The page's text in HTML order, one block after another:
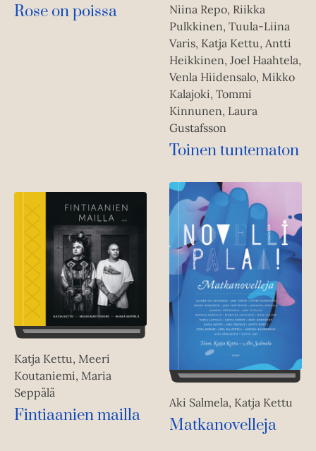
Rose on poissa
Niina Repo, Riikka
Pulkkinen, Tuula-Liina
Varis, Katja Kettu, Antti
Heikkinen, Joel Haahtela,
Venla Hiidensalo, Mikko
Kalajoki, Tommi
Kinnunen, Laura
Gustafsson
Toinen tuntematon
Katja Kettu, Meeri
Koutaniemi, Maria
Seppälä
Fintiaanien mailla
Aki Salmela, Katja Kettu
Matkanovelleja